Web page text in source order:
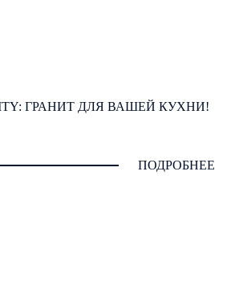
ГРАНИТ ДЛЯ ВАШЕЙ КУХНИ!
ПОДРОБНЕЕ